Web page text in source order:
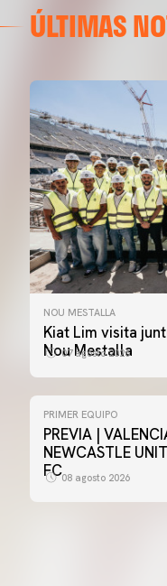
ÚLTIMAS
NOU MESTALLA
Kiat Lim visita
Nou Mestalla
07 agosto 2026
PRIMER EQUIPO
PREVIA |
NEWCASTLE
FC08 agosto 2026